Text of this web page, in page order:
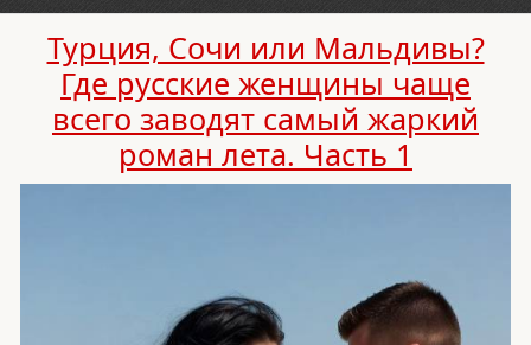
Турция, Сочи или Мальдивы?
Где русские женщины чаще
всего заводят самый жаркий
роман лета. Часть 1